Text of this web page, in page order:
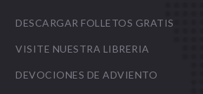
DESCARGAR FOLLETOS GRATIS
VISITE NUESTRA LIBRERIA
DEVOCIONES DE ADVIENTO